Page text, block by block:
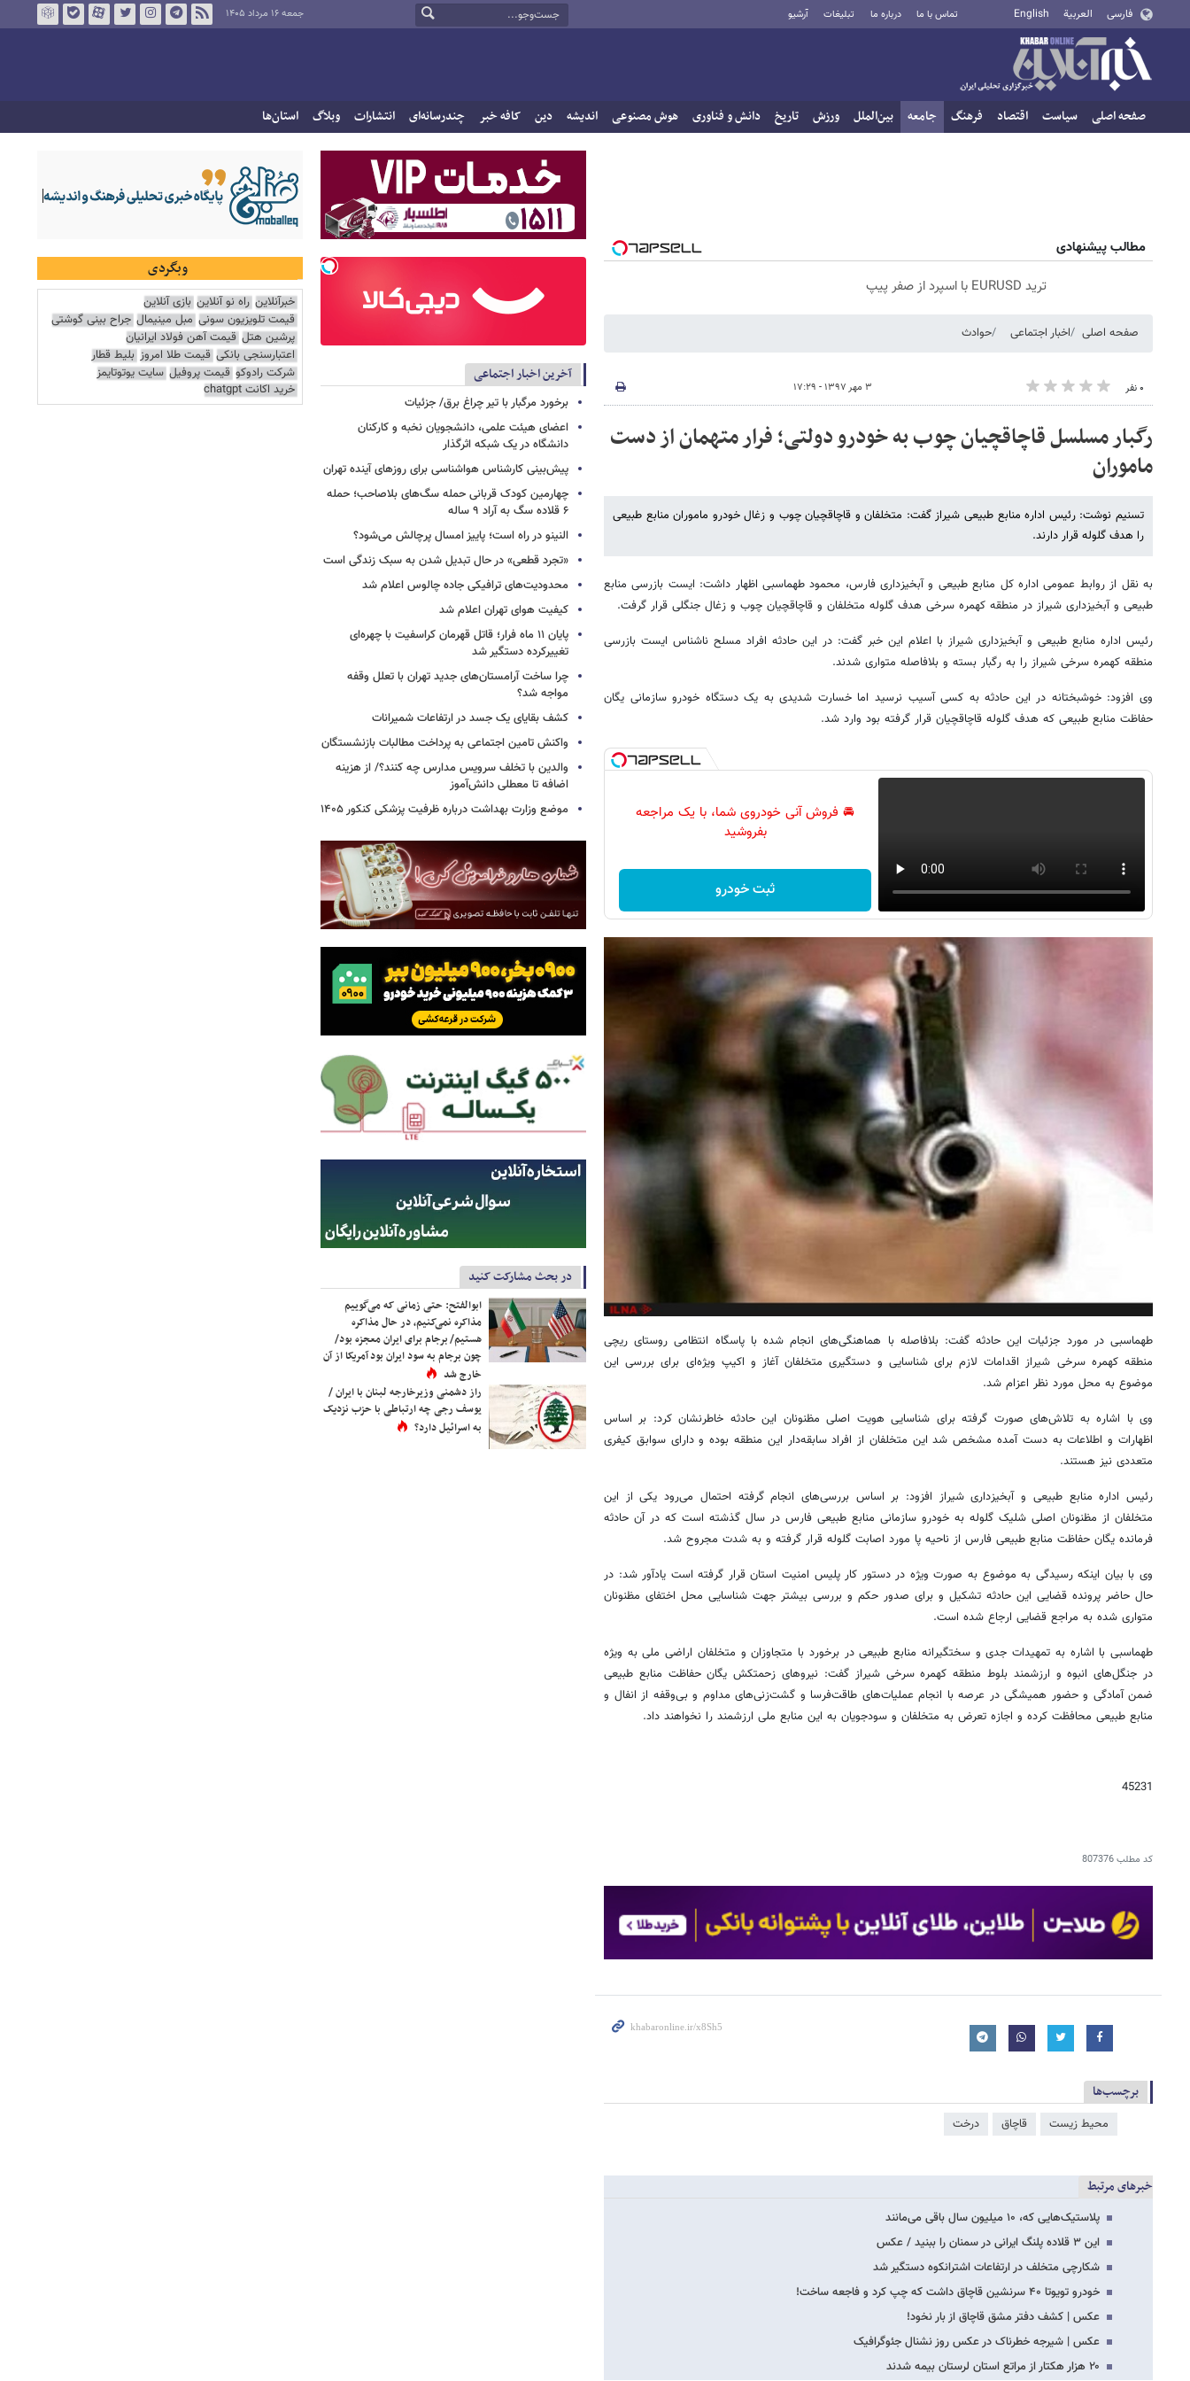
فارسی العربية English تماس با ما درباره ما تبلیغات آرشیو جمعه ۱۶ مرداد ۱۴۰۵
صفحه اصلی سیاست اقتصاد فرهنگ جامعه بین‌الملل ورزش تاریخ دانش و فناوری هوش مصنوعی اندیشه دین کافه خبر چندرسانه‌ای انتشارات وبلاگ استان‌ها
مطالب پیشنهادی
ترید EURUSD با اسپرد از صفر پیپ
صفحه اصلی اخبار اجتماعی حوادث
۰ نفر ۳ مهر ۱۳۹۷ - ۱۷:۲۹
رگبار مسلسل قاچاقچیان چوب به خودرو دولتی؛ فرار متهمان از دست
ماموران
تسنیم نوشت: رئیس اداره منابع طبیعی شیراز گفت: متخلفان و قاچاقچیان چوب و زغال خودرو ماموران منابع طبیعی
را هدف گلوله قرار دارند.
به نقل از روابط عمومی اداره کل منابع طبیعی و آبخیزداری فارس، محمود طهماسبی اظهار داشت: ایست بازرسی منابع
طبیعی و آبخیزداری شیراز در منطقه کهمره سرخی هدف گلوله متخلفان و قاچاقچیان چوب و زغال جنگلی قرار گرفت.
رئیس اداره منابع طبیعی و آبخیزداری شیراز با اعلام این خبر گفت: در این حادثه افراد مسلح ناشناس ایست بازرسی
منطقه کهمره سرخی شیراز را به رگبار بسته و بلافاصله متواری شدند.
وی افزود: خوشبختانه در این حادثه به کسی آسیب نرسید اما خسارت شدیدی به یک دستگاه خودرو سازمانی یگان
حفاظت منابع طبیعی که هدف گلوله قاچاقچیان قرار گرفته بود وارد شد.
🚘 فروش آنی خودروی شما، با یک مراجعه
بفروشید
ثبت خودرو
طهماسبی در مورد جزئیات این حادثه گفت: بلافاصله با هماهنگی‌های انجام شده با پاسگاه انتظامی روستای ریچی
منطقه کهمره سرخی شیراز اقدامات لازم برای شناسایی و دستگیری متخلفان آغاز و اکیپ ویژه‌ای برای بررسی این
موضوع به محل مورد نظر اعزام شد.
وی با اشاره به تلاش‌های صورت گرفته برای شناسایی هویت اصلی مظنونان این حادثه خاطرنشان کرد: بر اساس
اظهارات و اطلاعات به دست آمده مشخص شد این متخلفان از افراد سابقه‌دار این منطقه بوده و دارای سوابق کیفری
متعددی نیز هستند.
رئیس اداره منابع طبیعی و آبخیزداری شیراز افزود: بر اساس بررسی‌های انجام گرفته احتمال می‌رود یکی از این
متخلفان از مظنونان اصلی شلیک گلوله به خودرو سازمانی منابع طبیعی فارس در سال گذشته است که در آن حادثه
فرمانده یگان حفاظت منابع طبیعی فارس از ناحیه پا مورد اصابت گلوله قرار گرفته و به شدت مجروح شد.
وی با بیان اینکه رسیدگی به موضوع به صورت ویژه در دستور کار پلیس امنیت استان قرار گرفته است یادآور شد: در
حال حاضر پرونده قضایی این حادثه تشکیل و برای صدور حکم و بررسی بیشتر جهت شناسایی محل اختفای مظنونان
متواری شده به مراجع قضایی ارجاع شده است.
طهماسبی با اشاره به تمهیدات جدی و سختگیرانه منابع طبیعی در برخورد با متجاوزان و متخلفان اراضی ملی به ویژه
در جنگل‌های انبوه و ارزشمند بلوط منطقه کهمره سرخی شیراز گفت: نیروهای زحمتکش یگان حفاظت منابع طبیعی
ضمن آمادگی و حضور همیشگی در عرصه با انجام عملیات‌های طاقت‌فرسا و گشت‌زنی‌های مداوم و بی‌وقفه از انفال و
منابع طبیعی محافظت کرده و اجازه تعرض به متخلفان و سودجویان به این منابع ملی ارزشمند را نخواهند داد.
45231
کد مطلب807376
برچسب‌ها
محیط زیست قاچاق درخت
خبرهای مرتبط
پلاستیک‌هایی که، ۱۰ میلیون سال باقی می‌مانند
این ۳ قلاده پلنگ ایرانی در سمنان را ببنید / عکس
شکارچی متخلف در ارتفاعات اشترانکوه دستگیر شد
خودرو تویوتا ۴۰ سرنشین قاچاق داشت که چپ کرد و فاجعه ساخت!
عکس | کشف دفتر مشق قاچاق از بار نخود!
عکس | شیرجه خطرناک در عکس روز نشنال جئوگرافیک
۲۰ هزار هکتار از مراتع استان لرستان بیمه شدند
آخرین اخبار اجتماعی
برخورد مرگبار با تیر چراغ برق/ جزئیات
اعضای هیئت علمی، دانشجویان نخبه و کارکنان
دانشگاه در یک شبکه‌ اثرگذار
پیش‌بینی کارشناس هواشناسی برای روزهای آینده تهران
چهارمین کودک قربانی حمله سگ‌های بلاصاحب؛ حمله
۶ قلاده سگ به آراد ۹ ساله
النینو در راه است؛ پاییز امسال پرچالش می‌شود؟
«تجرد قطعی» در حال تبدیل شدن به سبک زندگی است
محدودیت‌های ترافیکی جاده چالوس اعلام شد
کیفیت هوای تهران اعلام شد
پایان ۱۱ ماه فرار؛ قاتل قهرمان کراسفیت با چهره‌ای
تغییرکرده دستگیر شد
چرا ساخت آرامستان‌های جدید تهران با تعلل وقفه
مواجه شد؟
کشف بقایای یک جسد در ارتفاعات شمیرانات
واکنش تامین اجتماعی به پرداخت مطالبات بازنشستگان
والدین با تخلف سرویس مدارس چه کنند؟/ از هزینه
اضافه تا معطلی دانش‌آموز
موضع وزارت بهداشت درباره ظرفیت پزشکی کنکور ۱۴۰۵
در بحث مشارکت کنید
ابوالفتح: حتی زمانی که می‌گوییم
مذاکره نمی‌کنیم، در حال مذاکره
هستیم/ برجام برای ایران معجزه بود/
چون برجام به سود ایران بود آمریکا از آن
خارج شد
راز دشمنی وزیرخارجه لبنان با ایران /
یوسف رجی چه ارتباطی با حزب نزدیک
به اسرائیل دارد؟
وبگردی
خبرآنلاین راه نو آنلاین بازی آنلاین
قیمت تلویزیون سونی مبل مینیمال جراح بینی گوشتی
پرشین هتل قیمت آهن فولاد ایرانیان
اعتبارسنجی بانکی قیمت طلا امروز بلیط قطار
شرکت رادوکو قیمت پروفیل سایت یوتوتایمز
خرید اکانت chatgpt